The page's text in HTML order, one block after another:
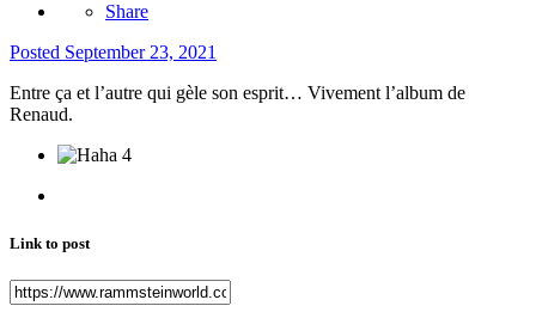
Share
Posted September 23, 2021
Entre ça et l’autre qui gèle son esprit… Vivement l’album de
Renaud.
4
Link to post